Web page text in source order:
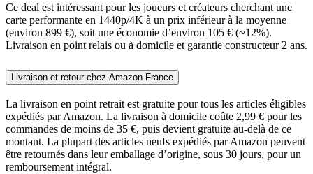
Ce deal est intéressant pour les joueurs et créateurs cherchant une
carte performante en 1440p/4K à un prix inférieur à la moyenne
(environ 899 €), soit une économie d’environ 105 € (~12%).
Livraison en point relais ou à domicile et garantie constructeur 2 ans.
Livraison et retour chez Amazon France
La livraison en point retrait est gratuite pour tous les articles éligibles
expédiés par Amazon. La livraison à domicile coûte 2,99 € pour les
commandes de moins de 35 €, puis devient gratuite au-delà de ce
montant. La plupart des articles neufs expédiés par Amazon peuvent
être retournés dans leur emballage d’origine, sous 30 jours, pour un
remboursement intégral.